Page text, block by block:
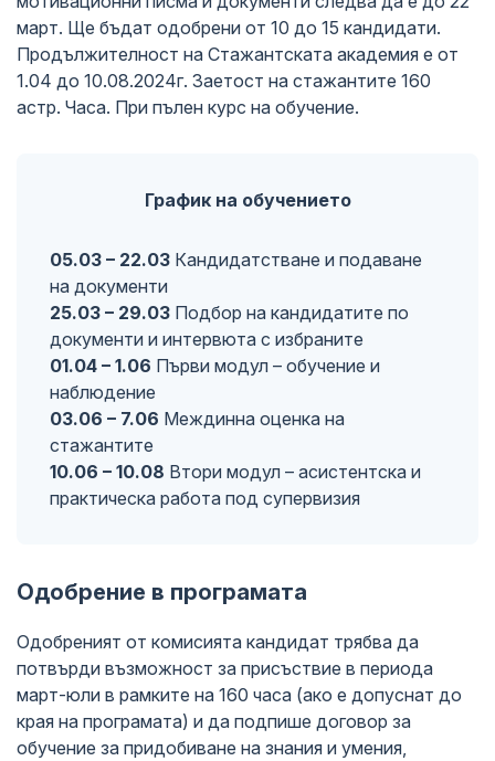
март. Ще бъдат одобрени от 10 до 15 кандидати.
Продължителност на Стажантската академия е от
1.04 до 10.08.2024г. Заетост на стажантите 160
астр. Часа. При пълен курс на обучение.
График на обучението
05.03 – 22.03 Кандидатстване и подаване
на документи
25.03 – 29.03 Подбор на кандидатите по
документи и интервюта с избраните
01.04 – 1.06 Първи модул – обучение и
наблюдение
03.06 – 7.06 Междинна оценка на
стажантите
10.06 – 10.08 Втори модул – асистентска и
практическа работа под супервизия
Одобрение в програмата
Одобреният от комисията кандидат трябва да
потвърди възможност за присъствие в периода
март-юли в рамките на 160 часа (ако е допуснат до
края на програмата) и да подпише договор за
обучение за придобиване на знания и умения,